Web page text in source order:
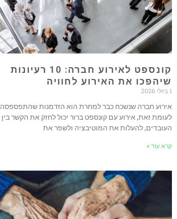
קונספט לאירוע חברה: 10 רעיונות
שיהפכו את האירוע לחוויה
1 ביולי 2026
אירוע חברה שנשכח כבר למחרת הוא הזדמנות שהתפספסה.
לעומת זאת, אירוע עם קונספט ברור יכול לחזק את הקשר בין
העובדים, להעלות את המוטיבציה ולשפר את
קרא עוד »